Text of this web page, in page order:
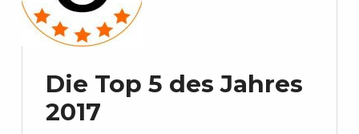
Die Top 5 des Jahres
2017